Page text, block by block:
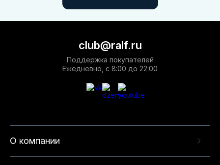
О компании
club@ralf.ru
Поддержка покупателей
Ежедневно, с 8:00 до 22:00